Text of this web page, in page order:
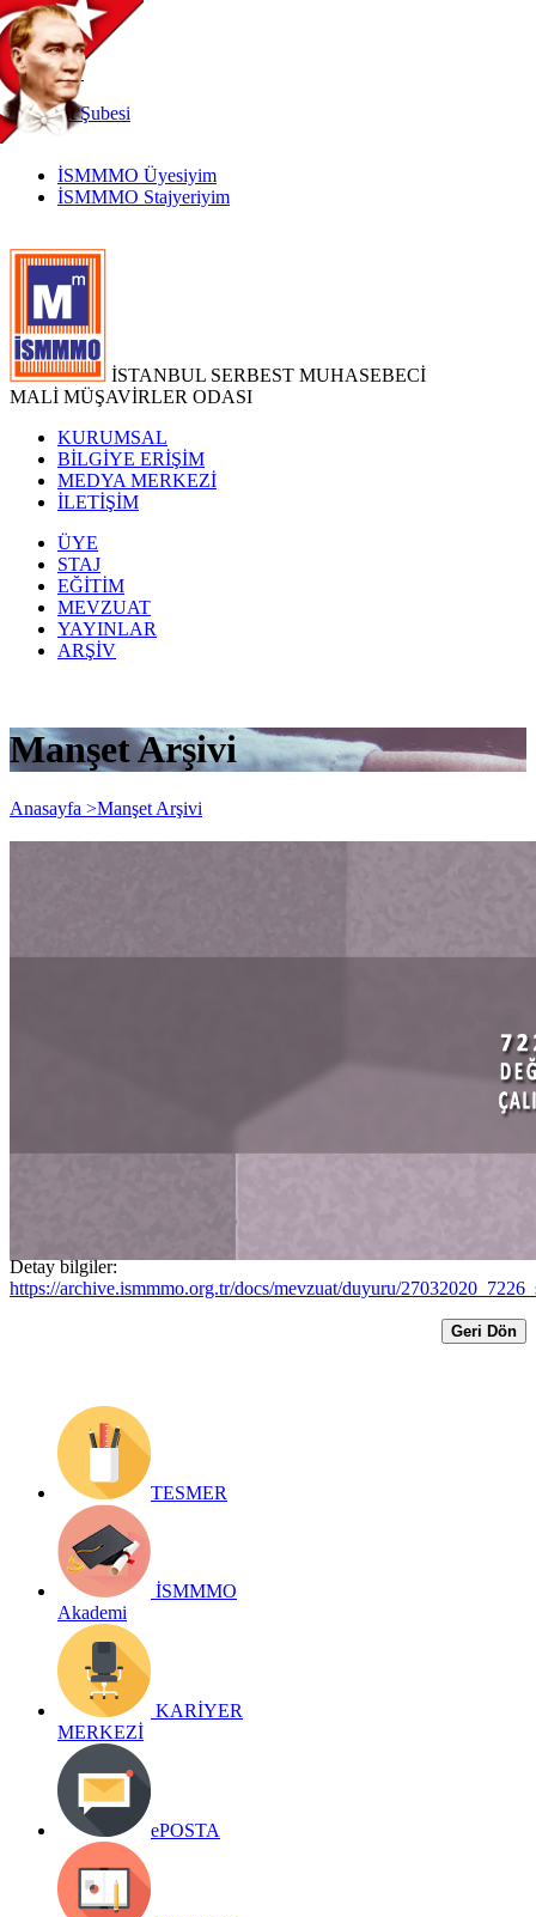
TR
|
EN
İnternetŞubesi
İSMMMO Üyesiyim
İSMMMO Stajyeriyim
İSTANBUL SERBEST MUHASEBECİ
MALİ MÜŞAVİRLER ODASI
KURUMSAL
BİLGİYE ERİŞİM
MEDYA MERKEZİ
İLETİŞİM
ÜYE
STAJ
EĞİTİM
MEVZUAT
YAYINLAR
ARŞİV
Manşet Arşivi
Anasayfa >Manşet Arşivi
DEĞİŞİKLİK YAPILMASINA DAİR
KANUNUN ÇALIŞMA YASALARINDA
Detay bilgiler:
https://archive.ismmmo.org.tr/docs/mevzuat/duyuru/
Geri Dön
TESMER
İSMMMO
Akademi
KARİYER
MERKEZİ
ePOSTA